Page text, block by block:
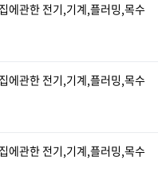
에관한 전기,기계,플러밍,목수
에관한 전기,기계,플러밍,목수
에관한 전기,기계,플러밍,목수